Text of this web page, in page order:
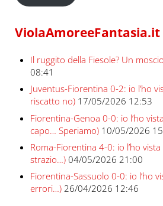
ViolaAmoreeFantasia.it
Il ruggito della Fiesole? Un
08:41
Juventus-Fiorentina 0-2: io l’ho
riscatto no) 17/05/2026 12:53
Fiorentina-Genoa 0-0: io l’ho
capo… Speriamo) 10/05/2026
Roma-Fiorentina 4-0: io l’ho
strazio…) 04/05/2026 21:00
Fiorentina-Sassuolo 0-0: io l’ho
errori…) 26/04/2026 12:46